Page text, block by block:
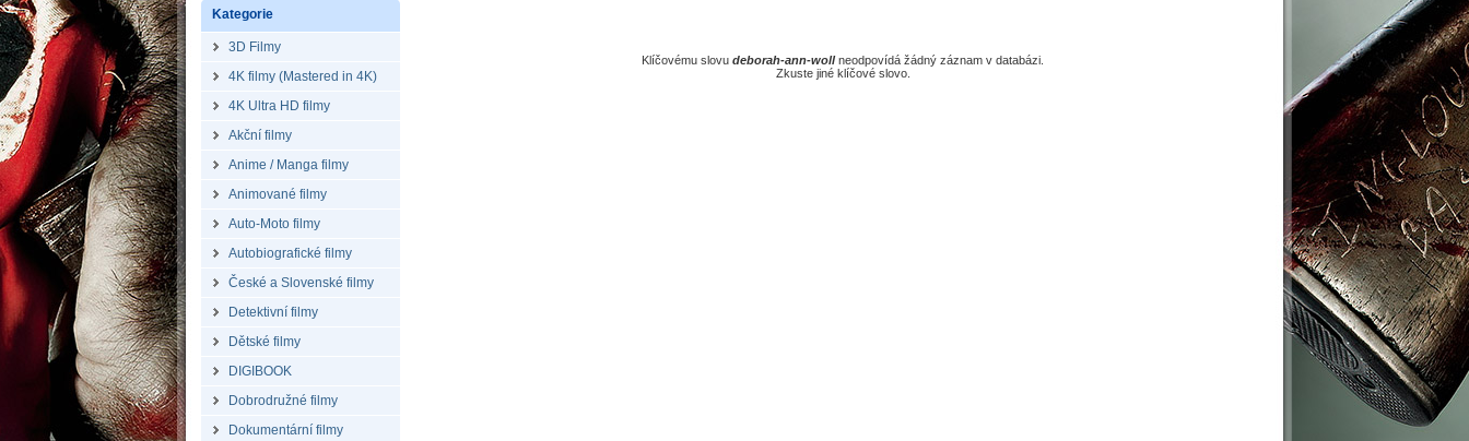
Kategorie
3D Filmy
4K filmy (Mastered in 4K)
4K Ultra HD filmy
Akční filmy
Anime / Manga filmy
Animované filmy
Auto-Moto filmy
Autobiografické filmy
České a Slovenské filmy
Detektivní filmy
Dětské filmy
DIGIBOOK
Dobrodružné filmy
Dokumentární filmy
Klíčovému slovu deborah-ann-wollneodpovídá žádný záznam v databázi.
Zkuste jiné klíčové slovo.